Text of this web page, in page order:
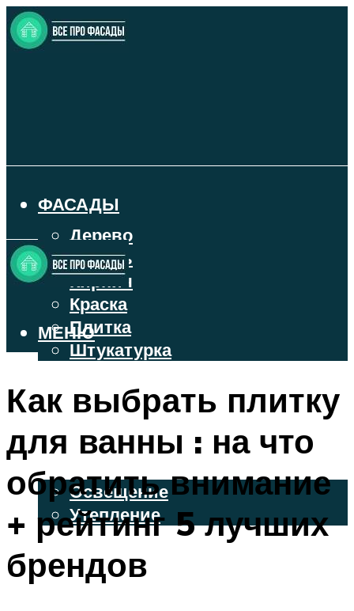
ФАСАДЫ
Дерево
Камень
Кирпич
Краска
Плитка
Штукатурка
ФАСАДНЫЙ САЙДИНГ
ОСВЕЩЕНИЕ И УТЕПЛЕНИЕ
Освещение
Утепление
ДЕКОР
МЕНЮ
Как выбрать плитку
для ванны : на что
обратить внимание
+ рейтинг 5 лучших
брендов